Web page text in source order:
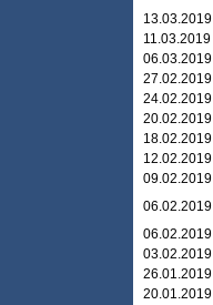
13.03.2019
11.03.2019
06.03.2019
27.02.2019
24.02.2019
20.02.2019
18.02.2019
12.02.2019
09.02.2019
06.02.2019
06.02.2019
03.02.2019
26.01.2019
20.01.2019